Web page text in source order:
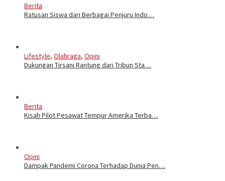
Berita
Ratusan Siswa dari Berbagai Penjuru Indo…
Lifestyle, Olahraga, Opini
Dukungan Tirsani Rantung dari Tribun Sta…
Berita
Kisah Pilot Pesawat Tempur Amerika Terba…
Opini
Dampak Pandemi Corona Terhadap Dunia Pen…